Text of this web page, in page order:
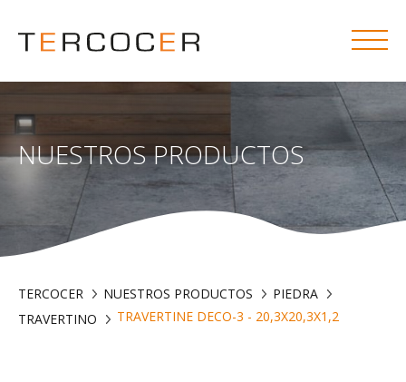
NUESTROS PRODUCTOS
TERCOCER NUESTROS PRODUCTOS
PIEDRA
TRAVERTINO
TRAVERTINE DECO-3 - 20,3X20,3X1,2